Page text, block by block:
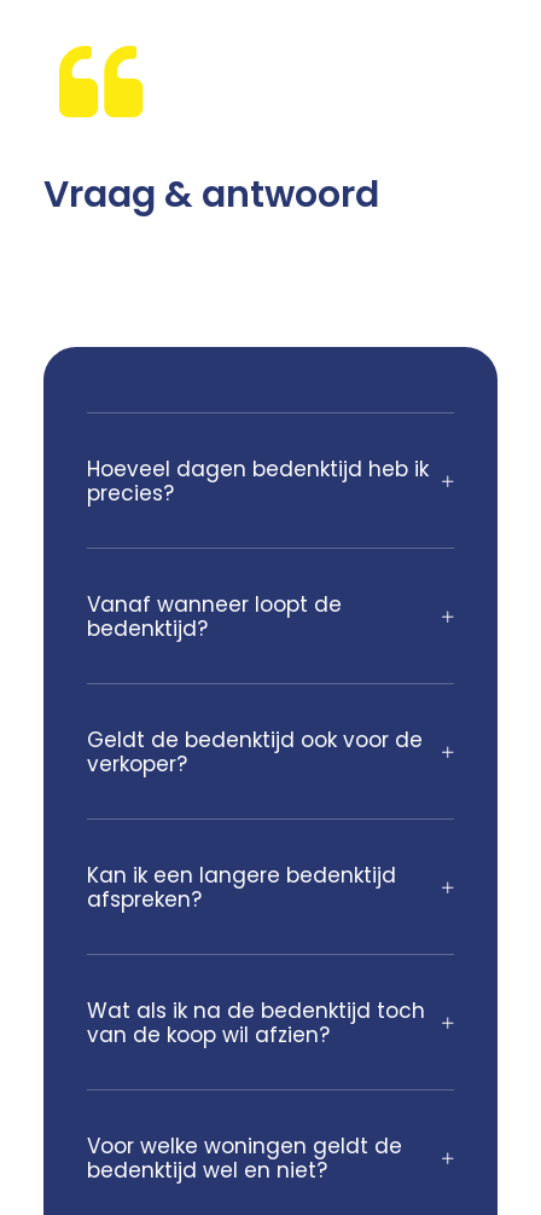
Vraag & antwoord
Hoeveel dagen bedenktijd heb ik
precies?
Vanaf wanneer loopt de
bedenktijd?
Geldt de bedenktijd ook voor de
verkoper?
Kan ik een langere bedenktijd
afspreken?
Wat als ik na de bedenktijd toch
van de koop wil afzien?
Voor welke woningen geldt de
bedenktijd wel en niet?